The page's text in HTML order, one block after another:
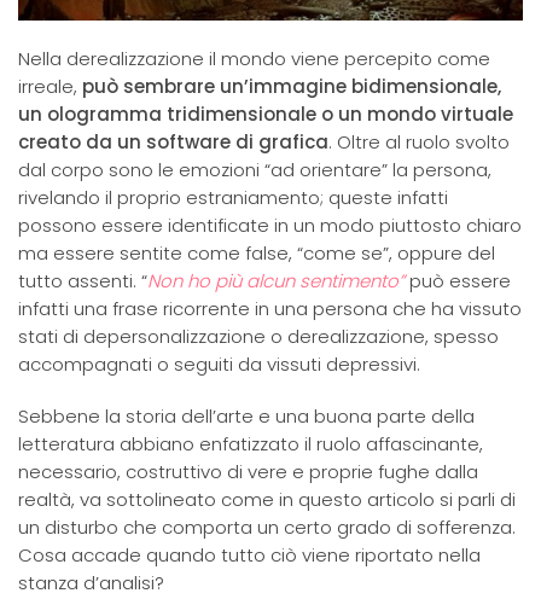
Nella derealizzazione il mondo viene percepito come
irreale, può sembrare un’immagine bidimensionale,
un ologramma tridimensionale o un mondo virtuale
creato da un software di grafica. Oltre al ruolo svolto
dal corpo sono le emozioni “ad orientare” la persona,
rivelando il proprio estraniamento; queste infatti
possono essere identificate in un modo piuttosto chiaro
ma essere sentite come false, “come se”, oppure del
tutto assenti. “Non ho più alcun sentimento”può essere
infatti una frase ricorrente in una persona che ha vissuto
stati di depersonalizzazione o derealizzazione, spesso
accompagnati o seguiti da vissuti depressivi.
Sebbene la storia dell’arte e una buona parte della
letteratura abbiano enfatizzato il ruolo affascinante,
necessario, costruttivo di vere e proprie fughe dalla
realtà, va sottolineato come in questo articolo si parli di
un disturbo che comporta un certo grado di sofferenza.
Cosa accade quando tutto ciò viene riportato nella
stanza d’analisi?